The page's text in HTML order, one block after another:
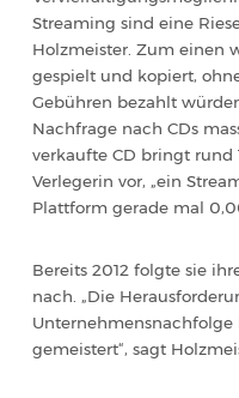
Streaming sind eine
Holzmeister. Zum einen
gespielt und kopiert,
Gebühren bezahlt
Nachfrage nach CDs
verkaufte CD bringt rund
Verlegerin vor, „ein
Plattform gerade mal
Bereits 2012 folgte sie
nach. „Die
gemeistert“, sagt